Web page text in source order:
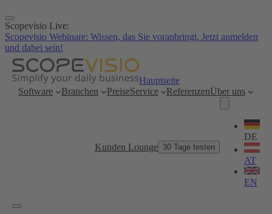
Zum
Inhalt
springen
Scopevisio Live:
Scopevisio Webinare: Wissen, das Sie voranbringt. Jetzt anmelden
und dabei sein!
Hauptseite
Software
Branchen PreiseService ReferenzenÜber uns
Kunden Lounge 30 Tage testen
Sprache
wählen
DE
AT
EN